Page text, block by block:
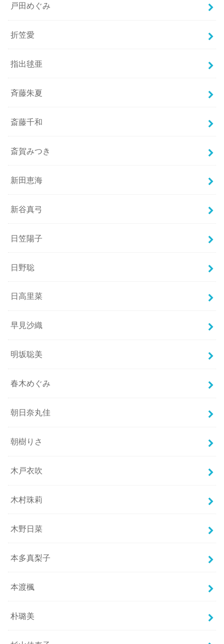
戸田めぐみ
折笠愛
指出毬亜
斉藤朱夏
斎藤千和
斎賀みつき
新田恵海
新谷真弓
日笠陽子
日野聡
日高里菜
早見沙織
明坂聡美
春木めぐみ
朝日奈丸佳
朝樹りさ
木戸衣吹
木村珠莉
木野日菜
本多真梨子
本渡楓
朴璐美